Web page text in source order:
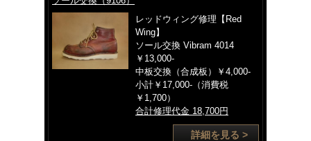
レッドウィング修理【Red
Wing】
ソール交換 Vibram 4014
￥13,000-
中板交換（合成板）￥4,000-
小計￥17,000-（消費税
￥1,700）
合計修理代金 18,700円
詳細を見る >